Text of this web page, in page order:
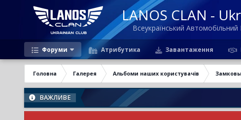
LANOS CLAN -
Всеукраїнський
Форуми Атрибутика Завантаження
Головна Галерея Альбоми наших користувачів
ВАЖЛИВЕ